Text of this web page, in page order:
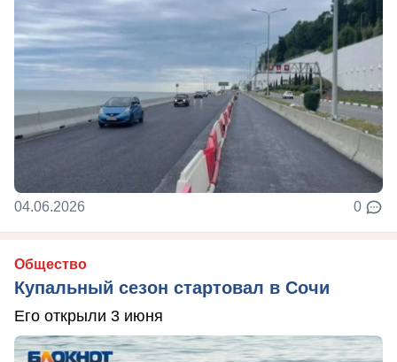
04.06.2026 0
Общество
Купальный сезон стартовал в Сочи
Его открыли 3 июня